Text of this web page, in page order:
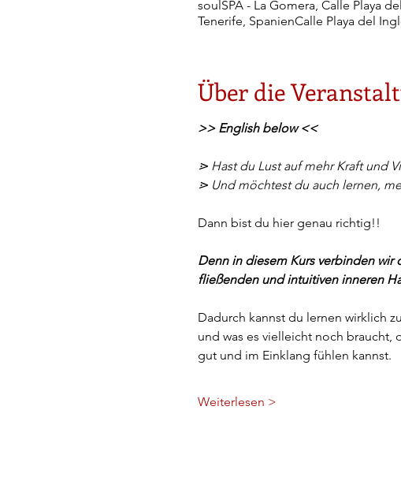
soulSPA - La Gomera, Calle Playa
Tenerife, SpanienCalle Playa del
Über die
>> English below <<
⋗ Hast du Lust auf mehr Kraft und
⋗ Und möchtest du auch lernen,
Dann bist du hier genau richtig!!
Denn in diesem Kurs verbinden
fließenden und intuitiven inneren
Dadurch kannst du lernen wirklich
und was es vielleicht noch
gut und im Einklang fühlen kannst.
Weiterlesen >